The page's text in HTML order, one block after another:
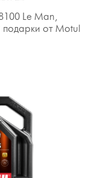
Le Man,
от Motul